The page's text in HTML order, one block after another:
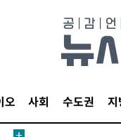
오 사회 수도권